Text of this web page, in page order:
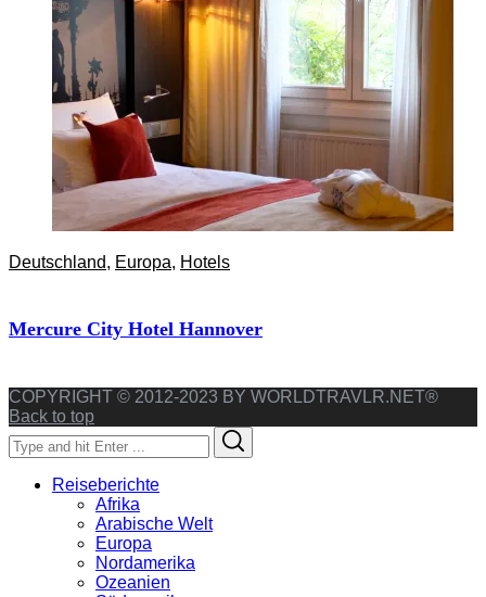
Deutschland, Europa, Hotels
Mercure City Hotel Hannover
COPYRIGHT © 2012-2023 BY WORLDTRAVLR.NET®
Back to top
Search
for:
Reiseberichte
Afrika
Arabische Welt
Europa
Nordamerika
Ozeanien